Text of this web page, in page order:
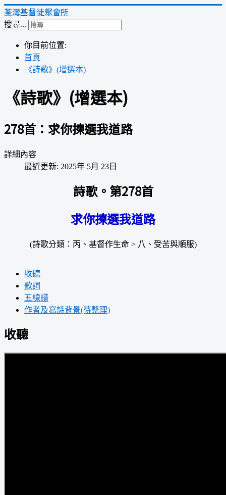
荃灣基督徒聚會所
搜尋...
你目前位置:
首頁
《詩歌》(增選本)
《詩歌》(增選本)
278首：求你揀選我道路
詳細內容
最近更新: 2025年 5月 23日
詩歌。第278首
求你揀選我道路
(詩歌分類：丙、基督作生命 > 八、受苦與順服)
收聽
歌詞
五線譜
作者及寫詩背景(待整理)
收聽